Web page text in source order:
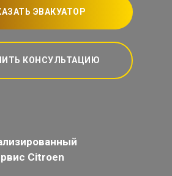
ЭВАКУАТОР
КОНСУЛЬТАЦИЮ
Citroen